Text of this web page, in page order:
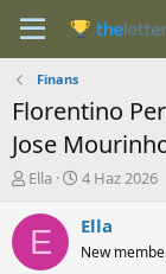
Finans
Florentino
Jose
K
n
b
u
Ella
B
ş
a
4 Haz 2026
E Ella
New